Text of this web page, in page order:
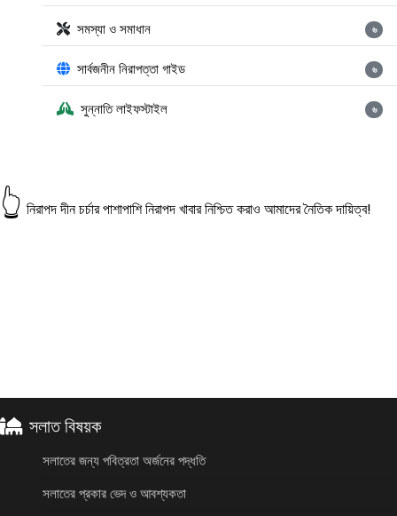
সমস্যা ও সমাধান ৬
সার্বজনীন নিরাপত্তা গাইড ৬
সুন্নাতি লাইফস্টাইল ৬
👆 নিরাপদ দীন চর্চার পাশাপাশি নিরাপদ খাবার নিশ্চিত করাও আমাদের নৈতিক দায়িত্ব!
সলাত বিষয়ক
সলাতের জন্য পবিত্রতা অর্জনের পদ্ধতি
সলাতের প্রকার ভেদ ও আবশ্যকতা